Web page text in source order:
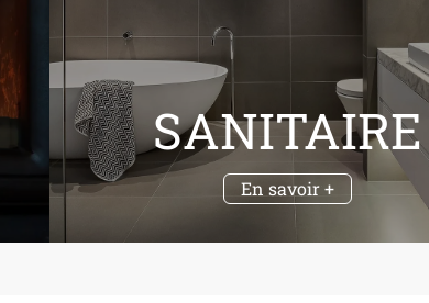
SANITAIRE
En savoir +